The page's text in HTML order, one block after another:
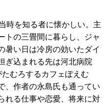
時を知る者に懐かしい。主
トの三畳間に暮らし、ジャ
暑い日は冷房の効いたダイ
ぎ込まれる先は河北病院
むろするカフェぽえむ
、作者の永島氏も通ってい
れる仕事や恋愛、将来に対